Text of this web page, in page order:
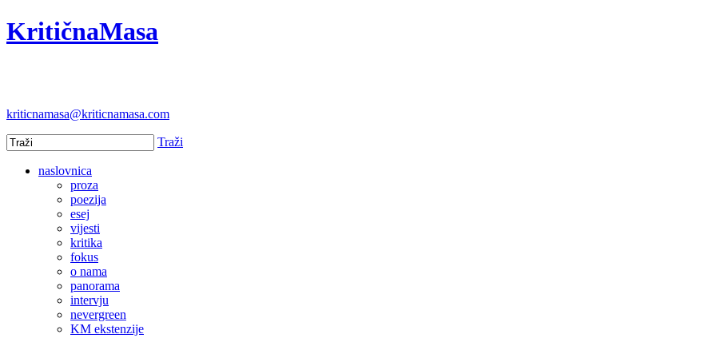
KritičnaMasa
kriticnamasa@kriticnamasa.com
Traži
naslovnica
proza
poezija
esej
vijesti
kritika
fokus
o nama
panorama
intervju
nevergreen
KM ekstenzije